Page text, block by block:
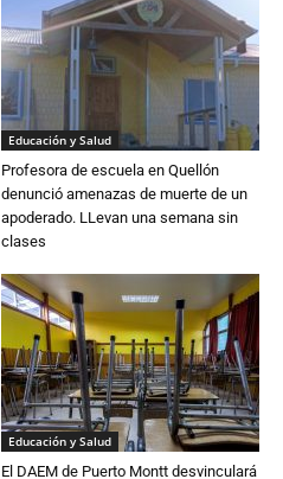
Educación y Salud
Profesora de escuela en Quellón
denunció amenazas de muerte de un
apoderado. LLevan una semana sin
clases
Educación y Salud
El DAEM de Puerto Montt desvinculará